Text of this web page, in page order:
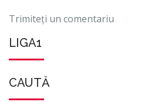
Trimiteți un comentariu
LIGA1
CAUTĂ